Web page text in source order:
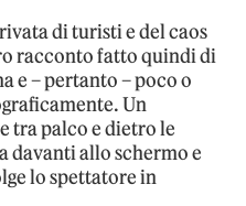
di turisti e del caos
racconto fatto quindi di
e – pertanto – poco o
Un
tra palco e dietro le
davanti allo schermo e
lo spettatore in